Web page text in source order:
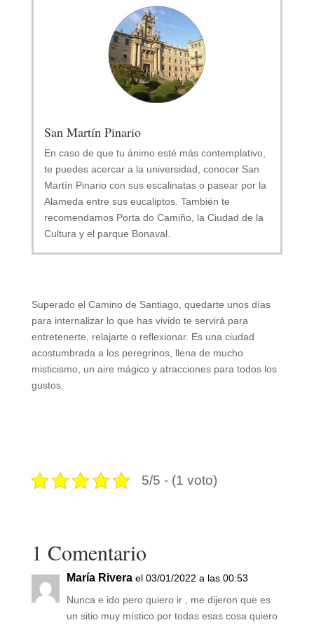
San Martín Pinario
En caso de que tu ánimo esté más contemplativo,
te puedes acercar a la universidad, conocer San
Martín Pinario con sus escalinatas o pasear por la
Alameda entre sus eucaliptos. También te
recomendamos Porta do Camiño, la Ciudad de la
Cultura y el parque Bonaval.
Superado el Camino de Santiago, quedarte unos días
para internalizar lo que has vivido te servirá para
entretenerte, relajarte o reflexionar. Es una ciudad
acostumbrada a los peregrinos, llena de mucho
misticismo, un aire mágico y atracciones para todos los
gustos.
5/5 - (1 voto)
1 Comentario
María Rivera el 03/01/2022 a las 00:53
Nunca e ido pero quiero ir , me dijeron que es
un sitio muy místico.por todas esas cosa quiero